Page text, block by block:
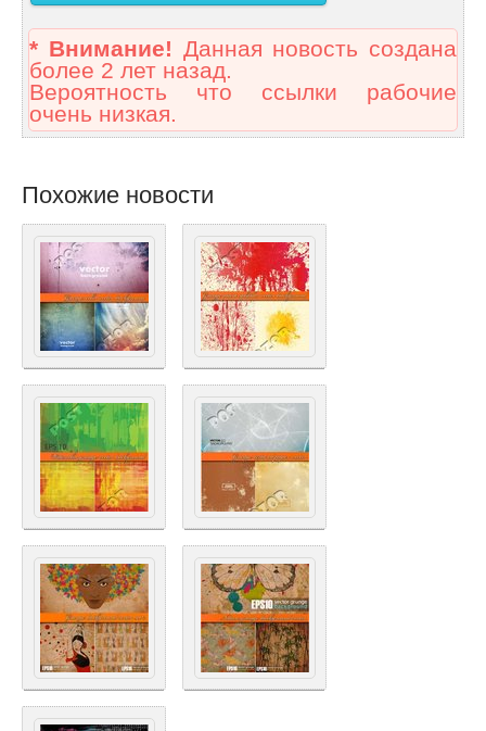
* Внимание! Данная новость создана
более 2 лет назад.
Вероятность что ссылки рабочие
очень низкая.
Похожие новости